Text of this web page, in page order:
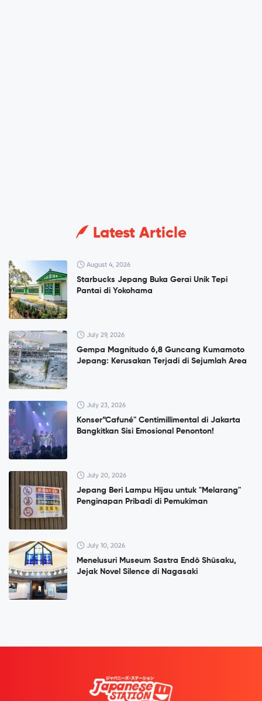
Latest Article
August 4, 2026
Starbucks Jepang Buka Gerai Unik Tepi
Pantai di Yokohama
July 29, 2026
Gempa Magnitudo 6,8 Guncang Kumamoto
Jepang: Kerusakan Terjadi di Sejumlah Area
July 23, 2026
Konser”Cafuné" Centimillimental di Jakarta
Bangkitkan Sisi Emosional Penonton!
July 20, 2026
Jepang Beri Lampu Hijau untuk "Melarang"
Penginapan Pribadi di Pemukiman
July 10, 2026
Menelusuri Museum Sastra Endō Shūsaku,
Jejak Novel Silence di Nagasaki